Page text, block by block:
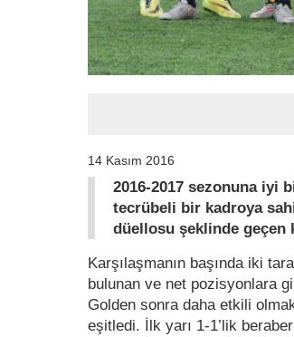
14 Kasım 2016
2016-2017 sezonuna iyi
tecrübeli bir kadroya
düellosu şeklinde geçen
Karşılaşmanın başında iki
bulunan ve net pozisyonlara
Golden sonra daha etkili
eşitledi. İlk yarı 1-1’lik